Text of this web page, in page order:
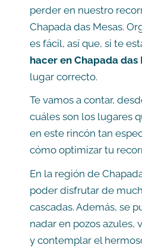
perder en nuestro
Chapada das Mesas.
es fácil, así que, si te
hacer en Chapada das
lugar correcto.
Te vamos a contar,
cuáles son los lugares
en este rincón tan
cómo optimizar tu
En la región de
poder disfrutar de
cascadas. Además, se
nadar en pozos azules,
y contemplar el